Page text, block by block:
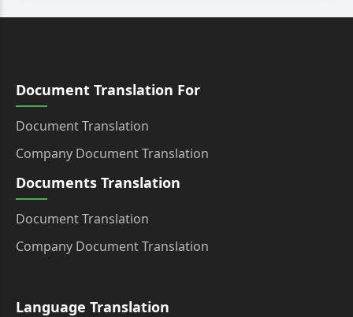
Document Translation For
Document Translation
Company Document Translation
Documents Translation
Document Translation
Company Document Translation
Language Translation